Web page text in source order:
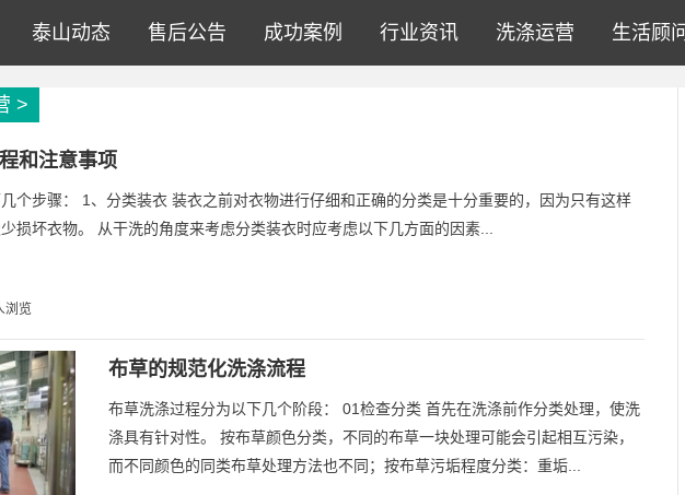
泰山动态 售后公告 成功案例 行业资讯 洗涤运营 生活顾问
>
和注意事项
个步骤： 1、分类装衣 装衣之前对衣物进行仔细和正确的分类是十分重要的，因为只有这样
损坏衣物。 从干洗的角度来考虑分类装衣时应考虑以下几方面的因素...
浏览
布草的规范化洗涤流程
布草洗涤过程分为以下几个阶段： 01检查分类 首先在洗涤前作分类处理，使洗
涤具有针对性。 按布草颜色分类，不同的布草一块处理可能会引起相互污染，
而不同颜色的同类布草处理方法也不同；按布草污垢程度分类：重垢...